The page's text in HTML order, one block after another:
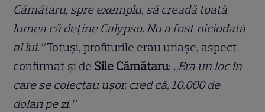
Cămătaru, spre exemplu, să creadă toată
lumea că deține Calypso. Nu a fost niciodată
al lui.”Totuși, profiturile erau uriașe, aspect
confirmat și de Sile Cămătaru: „Era un loc în
care se colectau ușor, cred că, 10.000 de
dolari pe zi.”